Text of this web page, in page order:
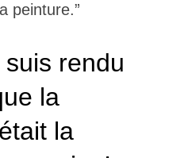
peinture.”
rendu
la
la